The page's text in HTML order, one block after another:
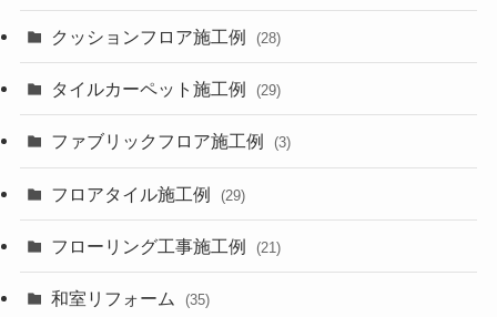
クッションフロア施工例 (28)
タイルカーペット施工例 (29)
ファブリックフロア施工例 (3)
フロアタイル施工例 (29)
フローリング工事施工例 (21)
和室リフォーム (35)